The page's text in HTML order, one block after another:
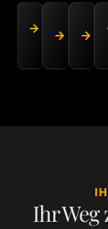
Lenningen
Ihr